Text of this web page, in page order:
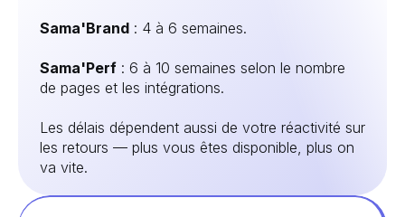
Sama'Brand : 4 à 6 semaines.
Sama'Perf : 6 à 10 semaines selon le nombre
de pages et les intégrations.
Les délais dépendent aussi de votre réactivité sur
les retours — plus vous êtes disponible, plus on
va vite.